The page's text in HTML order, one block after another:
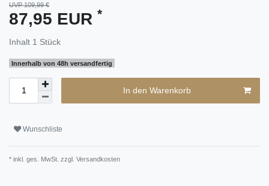
UVP 109,99 €
87,95 EUR *
Inhalt 1 Stück
Innerhalb von 48h versandfertig
In den Warenkorb
Wunschliste
* inkl. ges. MwSt. zzgl. Versandkosten